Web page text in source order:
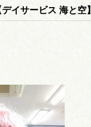
イサービス 海と空】